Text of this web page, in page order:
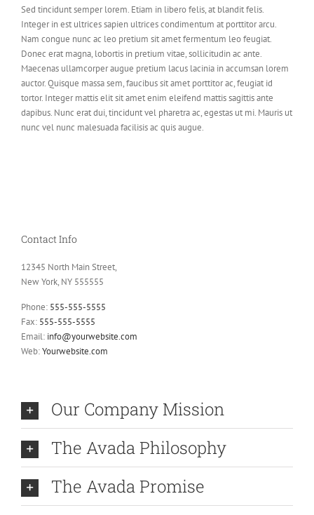
Sed tincidunt semper lorem. Etiam in libero felis, at blandit felis.
Integer in est ultrices sapien ultrices condimentum at porttitor arcu.
Nam congue nunc ac leo pretium sit amet fermentum leo feugiat.
Donec erat magna, lobortis in pretium vitae, sollicitudin ac ante.
Maecenas ullamcorper augue pretium lacus lacinia in accumsan lorem
auctor. Quisque massa sem, faucibus sit amet porttitor ac, feugiat id
tortor. Integer mattis elit sit amet enim eleifend mattis sagittis ante
dapibus. Nunc erat dui, tincidunt vel pharetra ac, egestas ut mi. Mauris ut
nunc vel nunc malesuada facilisis ac quis augue.
Contact Info
12345 North Main Street,
New York, NY 555555
Phone: 555-555-5555
Fax: 555-555-5555
Email: info@yourwebsite.com
Web:Yourwebsite.com
Our Company Mission
The Avada Philosophy
The Avada Promise